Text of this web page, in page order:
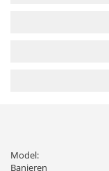
Model:
Banieren